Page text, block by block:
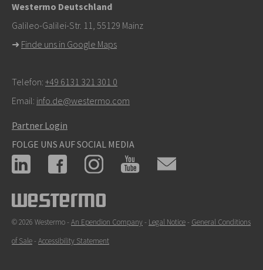
Westermo Deutschland
Galileo-Galilei-Str. 11, 55129 Mainz
➜ Finde uns in Google Maps
Telefon: +49 6131 321 301 0
Email: info.de@westermo.com
Partner Login
FOLGE UNS AUF SOCIAL MEDIA
© 2026 Westermo - An Ependion Company- Legal Notice- General Conditions
of Sale- Accessibility Statement